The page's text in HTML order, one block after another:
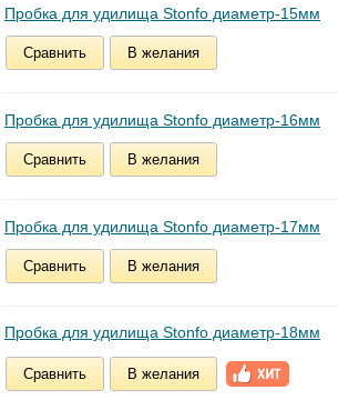
Пробка для удилища Stonfo диаметр-15мм
Сравнить В желания
Пробка для удилища Stonfo диаметр-16мм
Сравнить В желания
Пробка для удилища Stonfo диаметр-17мм
Сравнить В желания
Пробка для удилища Stonfo диаметр-18мм
Сравнить В желания